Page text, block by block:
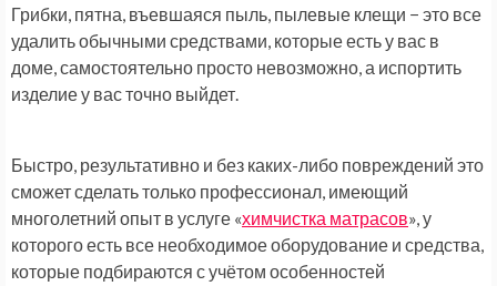
Грибки, пятна, въевшаяся пыль, пылевые клещи − это все
удалить обычными средствами, которые есть у вас в
доме, самостоятельно просто невозможно, а испортить
изделие у вас точно выйдет.
Быстро, результативно и без каких-либо повреждений это
сможет сделать только профессионал, имеющий
многолетний опыт в услуге «химчистка матрасов», у
которого есть все необходимое оборудование и средства,
которые подбираются с учётом особенностей